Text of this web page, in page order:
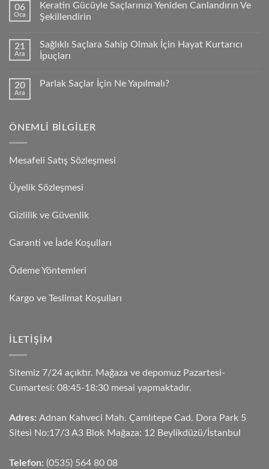
06
Oca
Keratin Gücüyle Saçlarınızı Yeniden Canlandırın Ve
Şekillendirin
21
Ara
Sağlıklı Saçlara Sahip Olmak İçin Hayat Kurtarıcı
İpuçları
20
Ara
Parlak Saçlar İçin Ne Yapılmalı?
ÖNEMLI BILGILER
Mesafeli Satış Sözleşmesi
Üyelik Sözleşmesi
Gizlilik ve Güvenlik
Garanti ve İade Koşulları
Ödeme Yöntemleri
Kargo ve Teslimat Koşulları
İLETIŞIM
Sitemiz 7/24 açıktır. Mağaza ve depomuz Pazartesi-
Cumartesi: 08:45-18:30 mesai yapmaktadır.
Adres: Adnan Kahveci Mah. Çamlıtepe Cad. Dora Park 5
Sitesi No:17/3 A3 Blok Mağaza: 12 Beylikdüzü/İstanbul
Telefon: (0535) 564 80 08